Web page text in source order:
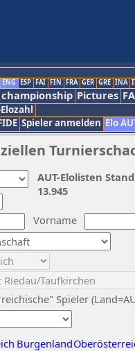
ENG ESP FAI FIN FRA GER GRE INA
championship Pictures
Spieler anmelden Elo
Vorname
Spieler
Burgenland
AUT-Elolisten
13.945